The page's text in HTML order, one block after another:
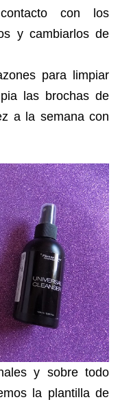
con los
y cambiarlos de
para limpiar
las brochas de
a la semana con
y sobre todo
la plantilla de